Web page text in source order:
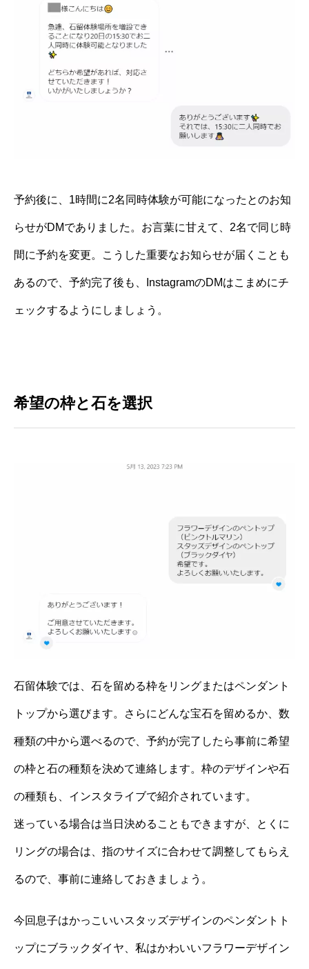
予約後に、1時間に2名同時体験が可能になったとのお知
らせがDMでありました。お言葉に甘えて、2名で同じ時
間に予約を変更。こうした重要なお知らせが届くことも
あるので、予約完了後も、InstagramのDMはこまめにチ
ェックするようにしましょう。
希望の枠と石を選択
石留体験では、石を留める枠をリングまたはペンダント
トップから選びます。さらにどんな宝石を留めるか、数
種類の中から選べるので、予約が完了したら事前に希望
の枠と石の種類を決めて連絡します。枠のデザインや石
の種類も、インスタライブで紹介されています。
迷っている場合は当日決めることもできますが、とくに
リングの場合は、指のサイズに合わせて調整してもらえ
るので、事前に連絡しておきましょう。
今回息子はかっこいいスタッズデザインのペンダントト
ップにブラックダイヤ、私はかわいいフラワーデザイン